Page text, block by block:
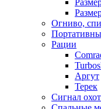
Огниво,
Рации
Аргут
Терек
Сигнал